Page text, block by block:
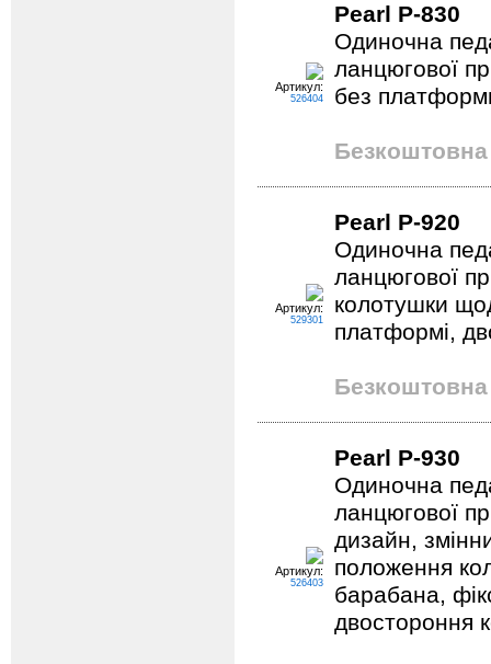
Артикул:
526404
Pearl P-830
Одиночна
ланцюгової
без
Безкоштовна
Артикул:
529301
Pearl P-920
Одиночна
ланцюгової
колотушки
платформi,
Безкоштовна
Артикул:
526403
Pearl P-930
Одиночна
ланцюгової
дизайн,
положення
барабана,
двостороння